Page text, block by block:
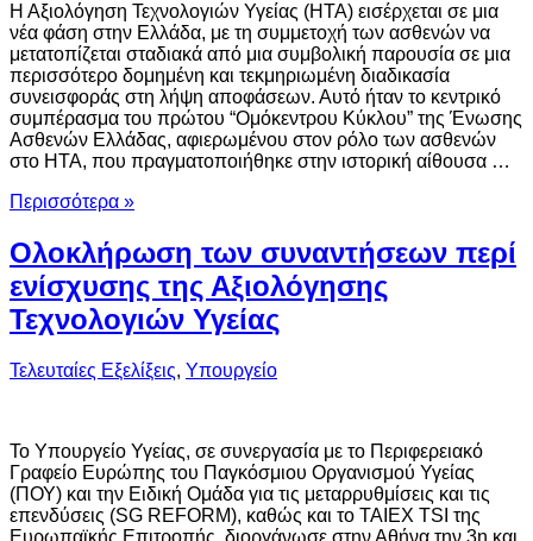
Η Αξιολόγηση Τεχνολογιών Υγείας (HTA) εισέρχεται σε μια
νέα φάση στην Ελλάδα, με τη συμμετοχή των ασθενών να
μετατοπίζεται σταδιακά από μια συμβολική παρουσία σε μια
περισσότερο δομημένη και τεκμηριωμένη διαδικασία
συνεισφοράς στη λήψη αποφάσεων. Αυτό ήταν το κεντρικό
συμπέρασμα του πρώτου “Ομόκεντρου Κύκλου” της Ένωσης
Ασθενών Ελλάδας, αφιερωμένου στον ρόλο των ασθενών
στο HTA, που πραγματοποιήθηκε στην ιστορική αίθουσα …
Περισσότερα »
Ολοκλήρωση των συναντήσεων περί
ενίσχυσης της Αξιολόγησης
Τεχνολογιών Υγείας
Τελευταίες Εξελίξεις, Υπουργείο
Το Υπουργείο Υγείας, σε συνεργασία με το Περιφερειακό
Γραφείο Ευρώπης του Παγκόσμιου Οργανισμού Υγείας
(ΠΟΥ) και την Ειδική Ομάδα για τις μεταρρυθμίσεις και τις
επενδύσεις (SG REFORM), καθώς και το TAIEX TSI της
Ευρωπαϊκής Επιτροπής, διοργάνωσε στην Αθήνα την 3η και